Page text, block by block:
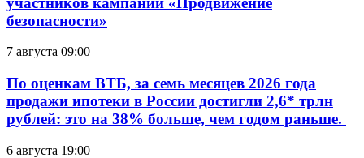
безопасности»
7 августа 09:00
По оценкам ВТБ, за семь месяцев 2026 года
продажи ипотеки в России достигли 2,6* трлн
рублей: это на 38% больше, чем годом раньше.
6 августа 19:00